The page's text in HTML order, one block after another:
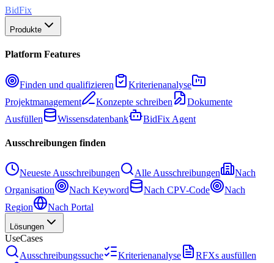
BidFix
Produkte
Platform Features
Finden und qualifizieren
Kriterienanalyse
Projektmanagement
Konzepte schreiben
Dokumente
Ausfüllen
Wissensdatenbank BidFix Agent
Ausschreibungen finden
Neueste Ausschreibungen Alle Ausschreibungen
Nach
Organisation
Nach Keyword Nach CPV-Code
Nach
Region
Nach Portal
Lösungen
UseCases
Ausschreibungssuche
Kriterienanalyse
RFXs ausfüllen